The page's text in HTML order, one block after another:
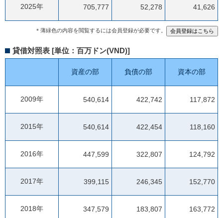
2025年 705,777 52,278 41,626
＊薄緑色の内容を閲覧するには会員登録が必要です。
貸借対照表 [単位：百万ドン(VND)]
資産の部 負債の部 資本の部
2009年 540,614 422,742 117,872
2015年 540,614 422,454 118,160
2016年 447,599 322,807 124,792
2017年 399,115 246,345 152,770
2018年 347,579 183,807 163,772